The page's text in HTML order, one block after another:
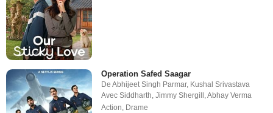
Operation Safed Saagar
DeAbhijeet Singh Parmar, Kushal Srivastava
AvecSiddharth ,Jimmy Shergill ,Abhay Verma
Action Drame